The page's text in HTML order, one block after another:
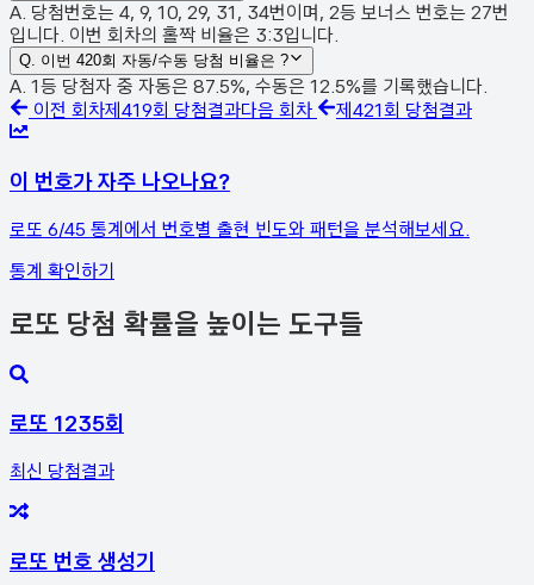
A. 당첨번호는 4, 9, 10, 29, 31, 34번이며, 2등 보너스 번호는 27번
입니다. 이번 회차의 홀짝 비율은 3:3입니다.
Q. 이번 420회 자동/수동 당첨 비율은 ?
A. 1등 당첨자 중 자동은 87.5%, 수동은 12.5%를 기록했습니다.
이전 회차제 419회 당첨결과다음 회차 제 421회 당첨결과
이 번호가 자주 나오나요?
로또 6/45 통계에서 번호별 출현 빈도와 패턴을 분석해보세요.
통계 확인하기
로또 당첨 확률을 높이는 도구들
로또 1235회
최신 당첨결과
로또 번호 생성기